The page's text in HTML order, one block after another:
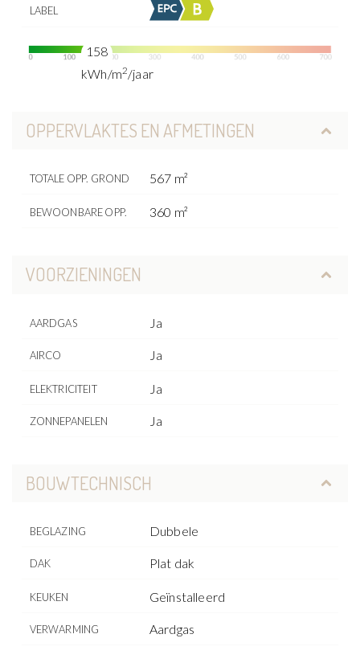
LABEL
158
kWh/m2/jaar
OPPERVLAKTES EN AFMETINGEN
TOTALE OPP. GROND 567 m²
BEWOONBARE OPP. 360 m²
VOORZIENINGEN
AARDGAS Ja
AIRCO Ja
ELEKTRICITEIT Ja
ZONNEPANELEN Ja
BOUWTECHNISCH
BEGLAZING Dubbele
DAK Plat dak
KEUKEN Geïnstalleerd
VERWARMING Aardgas